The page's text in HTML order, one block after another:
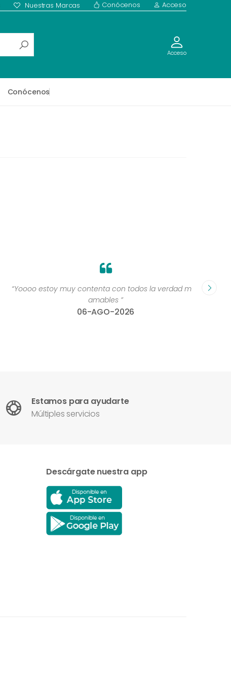
Nuestras Marcas Conócenos Acceso
Acceso
Conócenos
“Yoooo estoy muy contenta con todos la verdad muy
amables ”
06-AGO-2026
Estamos para ayudarte
Múltiples servicios
Descárgate nuestra app